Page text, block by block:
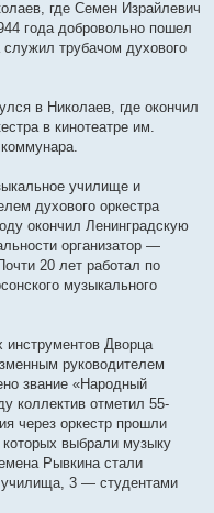
где Семен Израйлевич
года добровольно пошел
трубачом духового
в Николаев, где окончил
в кинотеатре им.
училище и
духового оркестра
окончил Ленинградскую
организатор —
20 лет работал по
музыкального
инструментов Дворца
руководителем
звание «Народный
коллектив отметил 55-
через оркестр прошли
выбрали музыку
Рывкина стали
училища, 3 — студентами